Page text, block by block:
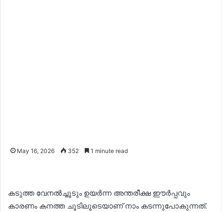
May 16, 2026 352 1 minute read
കടുത്ത വേനൽച്ചൂടും ഉയർന്ന അന്തരീക്ഷ ഈർപ്പവും
കാരണം കനത്ത ചൂടിലൂടെയാണ് നാം കടന്നുപോകുന്നത്.